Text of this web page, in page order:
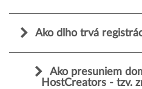
Ako dlho trvá
Ako presuniem
HostCreators - tzv.